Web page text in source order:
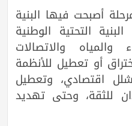
أصبحت فيها البنية
التحتية الوطنية
والمياه والاتصالات
أو تعطيل للأنظمة
اقتصادي، وتعطيل
للثقة، وحتى تهديد